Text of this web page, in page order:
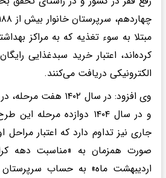
مبتلا به سوء تغذیه که به مراکز
کرده‌اند، اعتبار خرید سبدغذایی
الکترونیکی دریافت می‌کنند.
و در سال ۱۴۰۴ دوازده
جاری نیز تداوم دارد که اعتبار مراحل
صورت همزمان به «مناسبت دهه
اردیبهشت ماه» به حساب